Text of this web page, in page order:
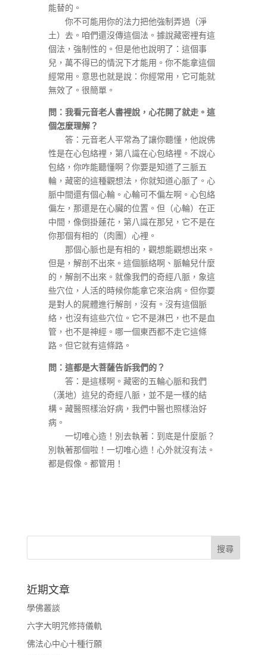
能替的。
你不可能用你的法力把他強制弄過（淨
土）去。咱們還沒傳這個法。據說藏密裡有這
個法，強制性的。但是他也說明了：這個事
兒，萬不得已的情況下才能用。你不能拿這個
經常用。意思也就是說：你經常用，它可能就
無效了。很簡單。
問：我看元音老人書裡說，心花開了就走。這
個怎麼理解？
答：元音老人平常為了讓你聽懂，他說佛
性是在心包絡裡，第八識在心包絡裡。不說心
包絡，你咋能聽懂啊？你要是知道了三脈五
輪，藏密的這種觀想法，你就知道心脈了。心
脈中間還有個心輪。心輪可不偏左啊。心包絡
偏左，那還是在心臟的位置。但（心輪）在正
中間，像倒掛蓮花，第八識在那兒，它不是在
你那個有相的（肉團）心裡。
那個心脈也是有相的，觀想能觀想出來。
但是，解剖不出來。這個脈絡啊、脈輪兒什麼
的，解剖不出來。就像我們的奇經八脈，象這
些穴位，人活的時候你能拿它來治病。但你要
是對人的屍體進行解剖，沒有。沒有這個脈
絡，也沒有這些穴位。它不是淋巴，也不是血
管，也不是神經。哪一個東西都不走它這條
路。但它就有這條路。
問：這都是大菩薩告訴我們的？
答：是這樣啊。藏密的五輪心脈和我們
（漢地）這兒的奇經八脈，並不是一樣的結
構。藏醫照樣治好病，我們中醫也照樣治好
病。
一切唯心造！別去執著：到底是什麼脈？
別執著那個啦！一切唯心造！心外就沒有法。
都是假像。都管用！
近期文章
學佛叢談
六字大明咒修持儀軌
佛法心中心十種行願